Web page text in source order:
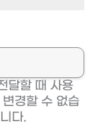
달할 때 사용
경할 수 없습
다.